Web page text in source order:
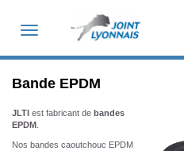
Toggle
Bande EPDM
JLTI est fabricant de bandes
EPDM
Nos bandes caoutchouc EPDM